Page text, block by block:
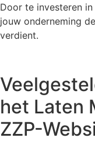
Door te investeren
jouw onderneming
verdient.
het Laten
ZZP-